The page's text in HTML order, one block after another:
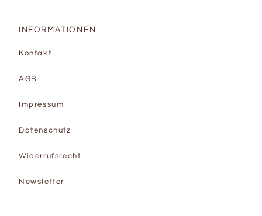
INFORMATIONEN
Kontakt
AGB
Impressum
Datenschutz
Widerrufsrecht
Newsletter